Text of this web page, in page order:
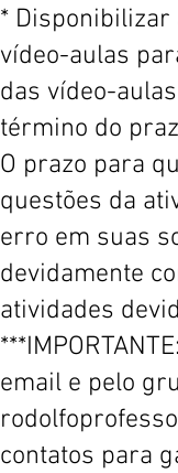
* Disponibilizar
vídeo-aulas
das vídeo-
término do
O prazo para
questões da
erro em suas
devidamente
atividades
email e pelo
contatos para